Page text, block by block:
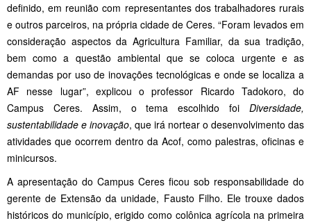
definido, em reunião com representantes dos trabalhadores rurais
e outros parceiros, na própria cidade de Ceres. “Foram levados em
consideração aspectos da Agricultura Familiar, da sua tradição,
bem como a questão ambiental que se coloca urgente e as
demandas por uso de inovações tecnológicas e onde se localiza a
AF nesse lugar”, explicou o professor Ricardo Tadokoro, do
Campus Ceres. Assim, o tema escolhido foi Diversidade,
sustentabilidade e inovação, que irá nortear o desenvolvimento das
atividades que ocorrem dentro da Acof, como palestras, oficinas e
minicursos.
A apresentação do Campus Ceres ficou sob responsabilidade do
gerente de Extensão da unidade, Fausto Filho. Ele trouxe dados
históricos do município, erigido como colônica agrícola na primeira